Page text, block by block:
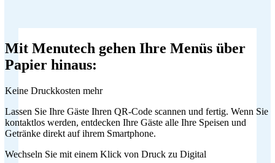
Mit Menutech gehen Ihre Menüs über
Papier hinaus:
Keine Druckkosten mehr
Lassen Sie Ihre Gäste Ihren QR-Code scannen und fertig. Wenn Sie
kontaktlos werden, entdecken Ihre Gäste alle Ihre Speisen und
Getränke direkt auf ihrem Smartphone.
Wechseln Sie mit einem Klick von Druck zu Digital